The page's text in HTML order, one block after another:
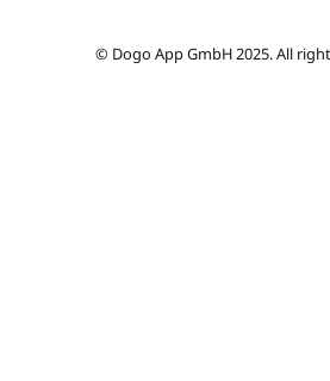
© Dogo App GmbH 2025. All